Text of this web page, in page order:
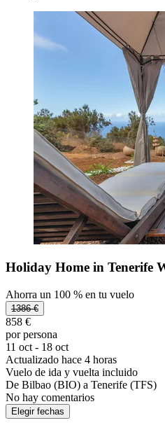
Holiday Home in Tenerife
Ahorra un 100 % en tu vuelo
1386 €
858 €
por persona
11 oct - 18 oct
Actualizado hace 4 horas
Vuelo de ida y vuelta incluido
De Bilbao (BIO) a Tenerife (TFS)
No hay comentarios
Elegir fechas